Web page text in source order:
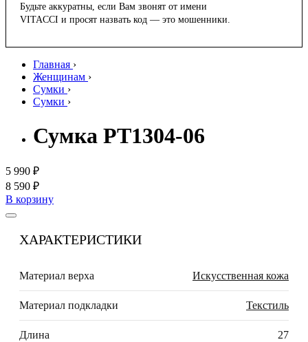
Будьте аккуратны, если Вам звонят от имени
VITACCI и просят назвать код — это мошенники.
Главная ›
Женщинам ›
Сумки ›
Сумки ›
Сумка PT1304-06
5 990 ₽
8 590 ₽
В корзину
ХАРАКТЕРИСТИКИ
Материал верха Искусственная кожа
Материал подкладки Текстиль
Длина 27